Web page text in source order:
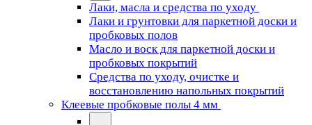
Лаки, масла и средства по уходу
Лаки и грунтовки для паркетной доски и
пробковых полов
Масло и воск для паркетной доски и
пробковых покрытий
Средства по уходу, очистке и
восстановлению напольных покрытий
Клеевые пробковые полы 4 мм